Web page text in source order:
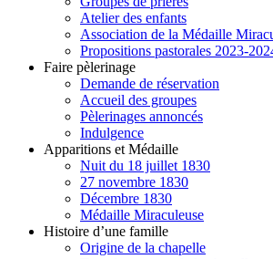
Atelier des enfants
Association de la Médaille
Propositions pastorales 2023-
Faire pèlerinage
Demande de réservation
Accueil des groupes
Pèlerinages annoncés
Indulgence
Apparitions et Médaille
Nuit du 18 juillet 1830
27 novembre 1830
Décembre 1830
Médaille Miraculeuse
Histoire d’une famille
Origine de la chapelle